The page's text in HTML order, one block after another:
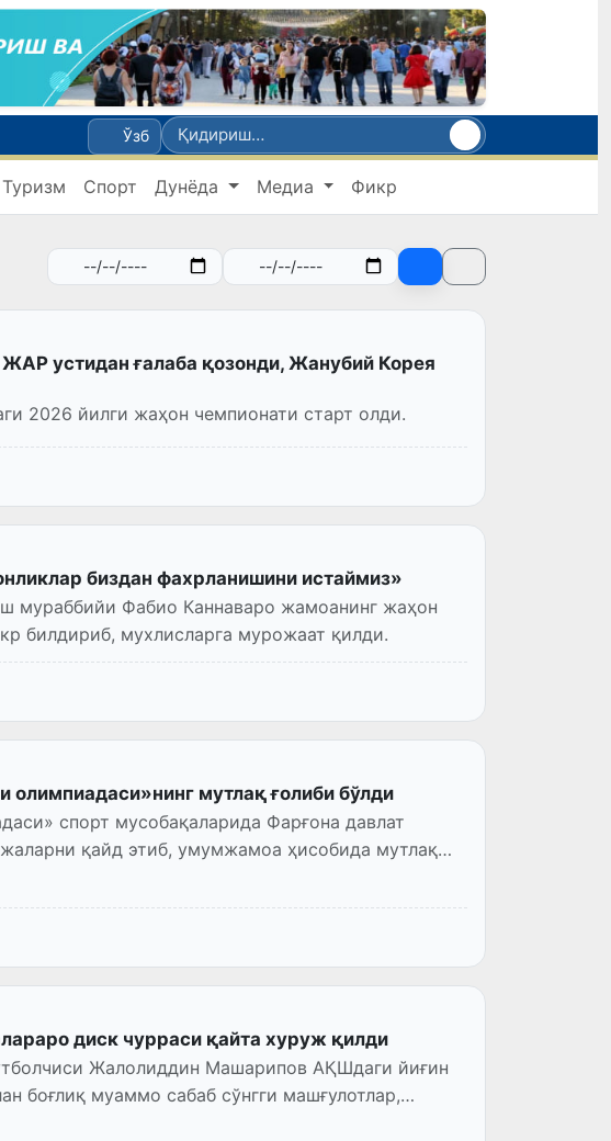
Ўзб
Туризм Спорт Дунёда Медиа Фикр
устидан ғалаба қозонди, Жанубий Корея
2026 йилги жаҳон чемпионати старт олди.
биздан фахрланишини истаймиз»
мураббийи Фабио Каннаваро жамоанинг жаҳон
билдириб, мухлисларга мурожаат қилди.
олимпиадаси»нинг мутлақ ғолиби бўлди
спорт мусобақаларида Фарғона давлат
қайд этиб, умумжамоа ҳисобида мутлақ
диск чурраси қайта хуруж қилди
Жалолиддин Машарипов АҚШдаги йиғин
боғлиқ муаммо сабаб сўнгги машғулотлар,